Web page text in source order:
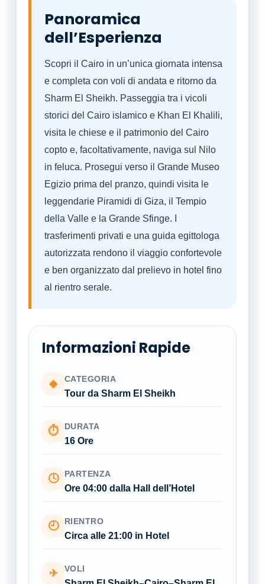
Panoramica
dell’Esperienza
Scopri il Cairo in un’unica giornata intensa
e completa con voli di andata e ritorno da
Sharm El Sheikh. Passeggia tra i vicoli
storici del Cairo islamico e Khan El Khalili,
visita le chiese e il patrimonio del Cairo
copto e, facoltativamente, naviga sul Nilo
in feluca. Prosegui verso il Grande Museo
Egizio prima del pranzo, quindi visita le
leggendarie Piramidi di Giza, il Tempio
della Valle e la Grande Sfinge. I
trasferimenti privati e una guida egittologa
autorizzata rendono il viaggio confortevole
e ben organizzato dal prelievo in hotel fino
al rientro serale.
Informazioni Rapide
◆ CATEGORIA
Tour da Sharm El Sheikh
⏱ DURATA
16 Ore
🕓 PARTENZA
Ore 04:00 dalla Hall dell’Hotel
🕘 RIENTRO
Circa alle 21:00 in Hotel
✈ VOLI